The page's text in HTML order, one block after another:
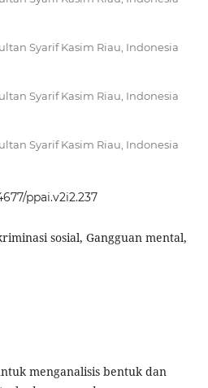
Syarif Kasim Riau, Indonesia
Syarif Kasim Riau, Indonesia
Syarif Kasim Riau, Indonesia
ppai.v2i2.237
sosial, Gangguan mental,
menganalisis bentuk dan